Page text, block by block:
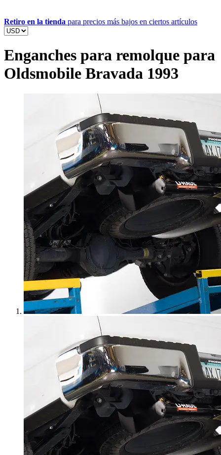
Retiro en la tienda para precios más bajos en ciertos artículos
Enganches para remolque para
Oldsmobile Bravada 1993